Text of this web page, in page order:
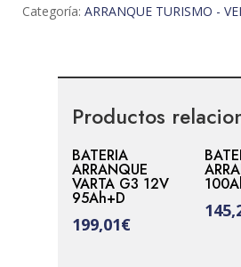
Categoría: ARRANQUE TURISMO -
Productos
BATERIA
ARRANQUE
VARTA G3 12V
95Ah+D
199,01€